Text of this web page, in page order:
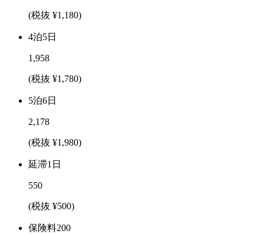
(税抜 ¥1,180)
4泊5日
1,958
(税抜 ¥1,780)
5泊6日
2,178
(税抜 ¥1,980)
延滞1日
550
(税抜 ¥500)
保険料200